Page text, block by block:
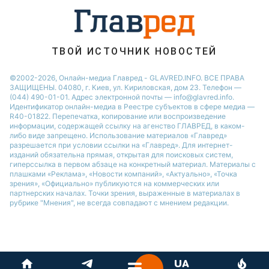
Новости Житомира
Новости Запорожья
ТВОЙ ИСТОЧНИК НОВОСТЕЙ
©2002-2026, Онлайн-медиа Главред - GLAVRED.INFO. ВСЕ ПРАВА
ЗАЩИЩЕНЫ. 04080, г. Киев, ул. Кириловская, дом 23. Телефон —
(044) 490-01-01. Адрес электронной почты — info@glavred.info.
Идентификатор онлайн-медиа в Реестре cубъектов в сфере медиа —
R40-01822. Перепечатка, копирование или воспроизведение
информации, содержащей ссылку на агенство ГЛАВРЕД, в каком-
либо виде запрещено. Использование материалов «Главред»
разрешается при условии ссылки на «Главред». Для интернет-
изданий обязательна прямая, открытая для поисковых систем,
гиперссылка в первом абзаце на конкретный материал. Материалы с
плашками «Реклама», «Новости компаний», «Актуально», «Точка
зрения», «Официально» публикуются на коммерческих или
партнерских началах. Точки зрения, выраженные в материалах в
рубрике "Мнения", не всегда совпадают с мнением редакции.